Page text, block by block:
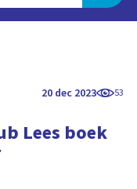
20 dec 2023 53
Lees boek